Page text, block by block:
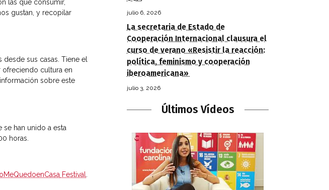
las que consumir,
gustan, y recopilar
sus casas. Tiene el
ofreciendo cultura en
sobre este
han unido a esta
horas.
Festival.
julio 6, 2026
La secretaria de Estado de
Cooperación Internacional clausura el
curso de verano «Resistir la reacción:
política, feminismo y cooperación
iberoamericana»
julio 3, 2026
Últimos Vídeos